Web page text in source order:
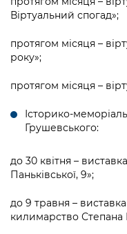
Віртуальний спогад»;
протягом місяця –
року»;
протягом місяця –
Історико-
Грушевського:
до 30 квітня –
Паньківської, 9»;
до 9 травня –
килимарство Степана